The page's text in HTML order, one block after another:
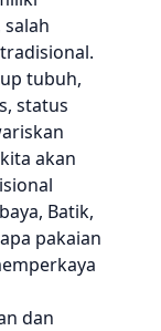
tubuh,
status
akan
Batik,
pakaian
dan